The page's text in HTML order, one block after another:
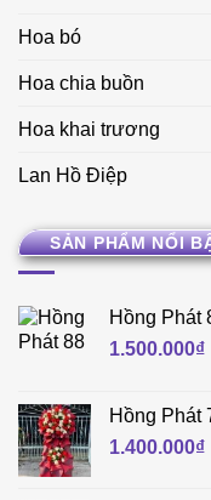
Hoa bó
Hoa chia buồn
Hoa khai trương
Lan Hồ Điệp
SẢN PHẨM NỔI
Hồng Phát
1.500.000₫
Hồng Phát
1.400.000₫